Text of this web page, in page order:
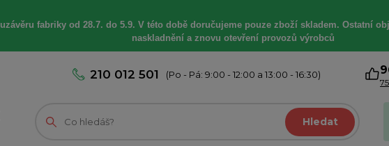
uzávěru fabriky od 28.7. do 5.9. V této době doručujeme pouze zboží skladem. Ostatní
naskladnění a znovu otevření provozů výrobců
210 012 501 (Po - Pá: 9:00 - 12:00 a 13:00 - 16:30)
Hledat